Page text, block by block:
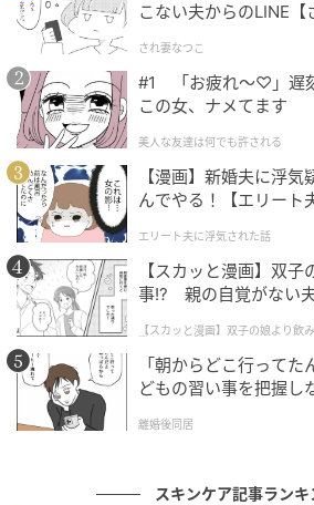
出典元：MAQUIA
こない夫からのLINE【
され妻なつこ
#1 「お疲れ〜♡」遅
この女、ナメてます
美人な友達は何でも許される
【漫画】新婚夫に浮
んでやる！【エリート
エリート夫に浮気された話
【スカッと漫画】双
事!? 親の自覚がない夫
【スカッと漫画】双子の娘より飲
懲らしめた話
「朝からどこ行って
どもの習い事を把握し
離婚後同居
スキンケア記事ランキ